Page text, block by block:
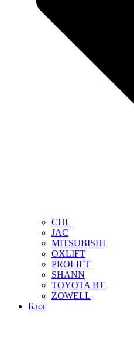
CHL
JAC
MITSUBISHI
OXLIFT
PROLIFT
SHANN
TOYOTA BT
ZOWELL
Блог